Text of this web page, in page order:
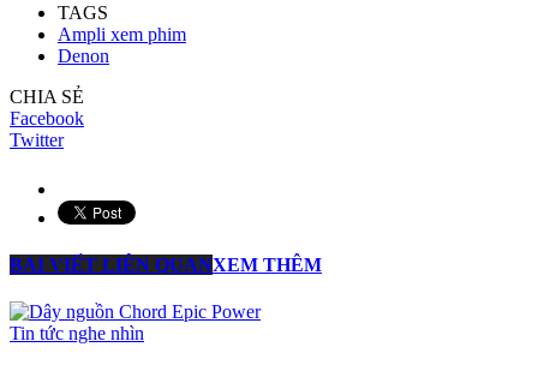
TAGS
Ampli xem phim
Denon
CHIA SẺ
Facebook
Twitter
BÀI VIẾT LIÊN QUANXEM THÊM
Tin tức nghe nhìn